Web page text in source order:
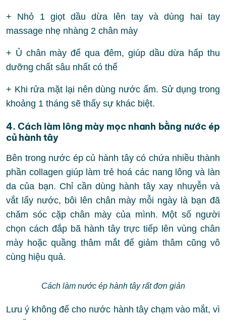
+ Nhỏ 1 giọt dầu dừa lên tay và dùng hai tay
massage nhẹ nhàng 2 chân mày
+ Ủ chân mày để qua đêm, giúp dầu dừa hấp thu
dưỡng chất sâu nhất có thể
+ Khi rửa mặt lại nên dùng nước ấm. Sử dụng trong
khoảng 1 tháng sẽ thấy sự khác biệt.
4. Cách làm lông mày mọc nhanh bằng nước ép
củ hành tây
Bên trong nước ép củ hành tây có chứa nhiều thành
phần collagen giúp làm trẻ hoá các nang lông và làn
da của bạn. Chỉ cần dùng hành tây xay nhuyễn và
vắt lấy nước, bôi lên chân mày mỗi ngày là bạn đã
chăm sóc cặp chân mày của mình. Một số người
chọn cách đắp bã hành tây trực tiếp lên vùng chân
mày hoặc quầng thâm mắt để giảm thâm cũng vô
cùng hiệu quả.
Cách làm nước ép hành tây rất đơn giản
Lưu ý không để cho nước hành tây chạm vào mắt, vì